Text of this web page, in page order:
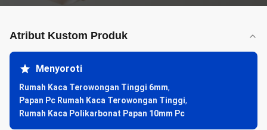
Atribut Kustom Produk
Menyoroti
Rumah Kaca Terowongan Tinggi 6mm,
Papan Pc Rumah Kaca Terowongan Tinggi,
Rumah Kaca Polikarbonat Papan 10mm Pc